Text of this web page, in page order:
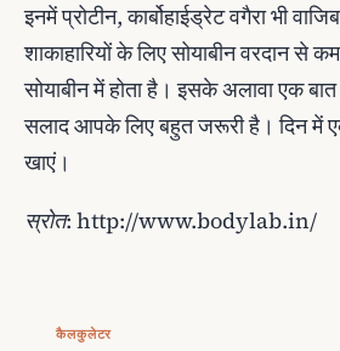
इनमें प्रोटीन, कार्बोहाईड्रेट वगैरा भी
शाकाहारियों के लिए सोयाबीन वरदान से
सोयाबीन में होता है। इसके अलावा एक
सलाद आपके लिए बहुत जरूरी है। दिन में
खाएं।
स्रोत: http://www.bodylab.in/
कैलकुलेटर